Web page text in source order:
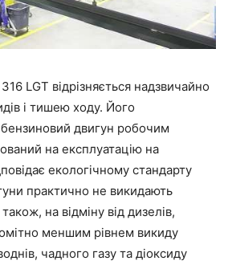
LGT відрізняється надзвичайно
і тишею ходу. Його
двигун робочим
на експлуатацію на
екологічному стандарту
практично не викидають
на відміну від дизелів,
меншим рівнем викиду
чадного газу та діоксиду